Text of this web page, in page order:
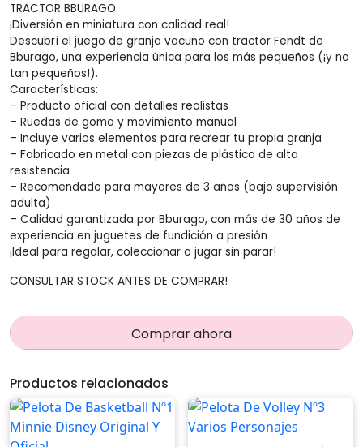
original
era:
$1.199,00.
es:
TRACTOR BBURAGO
¡Diversión en miniatura con calidad real!
Descubrí el juego de granja vacuno con tractor Fendt de
Bburago, una experiencia única para los más pequeños (¡y no
tan pequeños!).
Características:
– Producto oficial con detalles realistas
– Ruedas de goma y movimiento manual
– Incluye varios elementos para recrear tu propia granja
– Fabricado en metal con piezas de plástico de alta
resistencia
– Recomendado para mayores de 3 años (bajo supervisión
adulta)
– Calidad garantizada por Bburago, con más de 30 años de
experiencia en juguetes de fundición a presión
¡Ideal para regalar, coleccionar o jugar sin parar!
CONSULTAR STOCK ANTES DE COMPRAR!
Comprar ahora
Productos relacionados